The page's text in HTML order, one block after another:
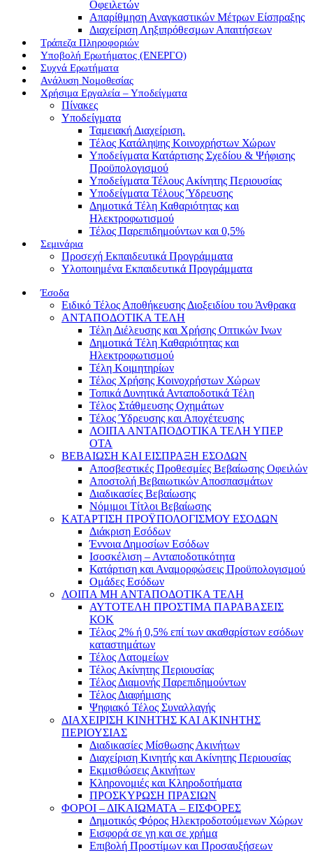
Οφειλετών
Απαρίθμηση Αναγκαστικών Μέτρων Είσπραξης
Διαχείριση Ληξιπρόθεσμων Απαιτήσεων
Τράπεζα Πληροφοριών
Υποβολή Ερωτήματος (ΕΝΕΡΓΟ)
Συχνά Ερωτήματα
Ανάλυση Νομοθεσίας
Χρήσιμα Εργαλεία – Υποδείγματα
Πίνακες
Υποδείγματα
Ταμειακή Διαχείριση.
Τέλος Κατάληψης Κοινοχρήστων Χώρων
Υποδείγματα Κατάρτισης Σχεδίου & Ψήφισης
Προϋπολογισμού
Υποδείγματα Τέλους Ακίνητης Περιουσίας
Υποδείγματα Τέλους Ύδρευσης
Δημοτικά Τέλη Καθαριότητας και
Ηλεκτροφωτισμού
Τέλος Παρεπιδημούντων και 0,5%
Σεμινάρια
Προσεχή Εκπαιδευτικά Προγράμματα
Υλοποιημένα Εκπαιδευτικά Προγράμματα
Έσοδα
Ειδικό Τέλος Αποθήκευσης Διοξειδίου του Άνθρακα
ΑΝΤΑΠΟΔΟΤΙΚΑ ΤΕΛΗ
Τέλη Διέλευσης και Χρήσης Οπτικών Ινων
Δημοτικά Τέλη Καθαριότητας και
Ηλεκτροφωτισμού
Τέλη Κοιμητηρίων
Τέλος Χρήσης Κοινοχρήστων Χώρων
Τοπικά Δυνητικά Ανταποδοτικά Τέλη
Τέλος Στάθμευσης Οχημάτων
Τέλος Ύδρευσης και Αποχέτευσης
ΛΟΙΠΑ ΑΝΤΑΠΟΔΟΤΙΚΑ ΤΕΛΗ ΥΠΕΡ
ΟΤΑ
ΒΕΒΑΙΩΣΗ ΚΑΙ ΕΙΣΠΡΑΞΗ ΕΣΟΔΩΝ
Αποσβεστικές Προθεσμίες Βεβαίωσης Οφειλών
Αποστολή Βεβαιωτικών Αποσπασμάτων
Διαδικασίες Βεβαίωσης
Νόμιμοι Τίτλοι Βεβαίωσης
ΚΑΤΑΡΤΙΣΗ ΠΡΟΫΠΟΛΟΓΙΣΜΟΥ ΕΣΟΔΩΝ
Διάκριση Εσόδων
Έννοια Δημοσίων Εσόδων
Ισοσκέλιση – Ανταποδοτικότητα
Κατάρτιση και Αναμορφώσεις Προϋπολογισμού
Ομάδες Εσόδων
ΛΟΙΠΑ ΜΗ ΑΝΤΑΠΟΔΟΤΙΚΑ ΤΕΛΗ
ΑΥΤΟΤΕΛΗ ΠΡΟΣΤΙΜΑ ΠΑΡΑΒΑΣΕΙΣ
ΚΟΚ
Τέλος 2% ή 0,5% επί των ακαθαρίστων εσόδων
καταστημάτων
Τέλος Λατομείων
Τέλος Ακίνητης Περιουσίας
Τέλος Διαμονής Παρεπιδημούντων
Τέλος Διαφήμισης
Ψηφιακό Τέλος Συναλλαγής
ΔΙΑΧΕΙΡΙΣΗ ΚΙΝΗΤΗΣ ΚΑΙ ΑΚΙΝΗΤΗΣ
ΠΕΡΙΟΥΣΙΑΣ
Διαδικασίες Μίσθωσης Ακινήτων
Διαχείριση Κινητής και Ακίνητης Περιουσίας
Εκμισθώσεις Ακινήτων
Κληρονομιές και Κληροδοτήματα
ΠΡΟΣΚΥΡΩΣΗ ΠΡΑΣΙΩΝ
ΦΟΡΟΙ – ΔΙΚΑΙΩΜΑΤΑ – ΕΙΣΦΟΡΕΣ
Δημοτικός Φόρος Ηλεκτροδοτούμενων Χώρων
Εισφορά σε γη και σε χρήμα
Επιβολή Προστίμων και Προσαυξήσεων